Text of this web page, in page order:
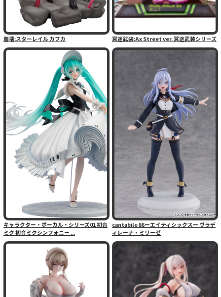
崩壊:スターレイル カフカ 冥途武装:Ax Street ver. 冥途武装シリーズ
キャラクター・ボーカル・シリーズ01 初音
ミク 初音ミクシンフォニー ...
cantabile 86ーエイティシックスー ヴラデ
ィレーナ・ミリーゼ